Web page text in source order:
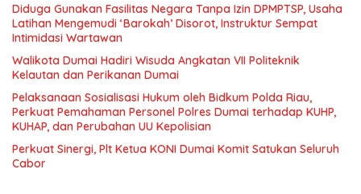
Diduga Gunakan Fasilitas Negara Tanpa Izin DPMPTSP, Usaha
Latihan Mengemudi ‘Barokah’ Disorot, Instruktur Sempat
Intimidasi Wartawan
Walikota Dumai Hadiri Wisuda Angkatan VII Politeknik
Kelautan dan Perikanan Dumai
Pelaksanaan Sosialisasi Hukum oleh Bidkum Polda Riau,
Perkuat Pemahaman Personel Polres Dumai terhadap KUHP,
KUHAP, dan Perubahan UU Kepolisian
Perkuat Sinergi, Plt Ketua KONI Dumai Komit Satukan Seluruh
Cabor